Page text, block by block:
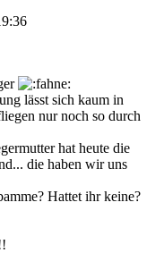
lässt sich kaum in
nur noch so durch
hat heute die
die haben wir uns
Hattet ihr keine?